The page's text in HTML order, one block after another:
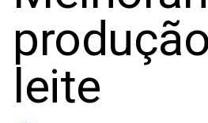
leite